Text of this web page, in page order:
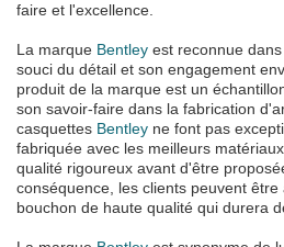
faire et l'excellence.
La marque Bentley est reconnue
souci du détail et son engagement
produit de la marque est un
son savoir-faire dans la fabrication
casquettes Bentley ne font pas
fabriquée avec les meilleurs
qualité rigoureux avant d'être
conséquence, les clients peuvent
bouchon de haute qualité qui durera